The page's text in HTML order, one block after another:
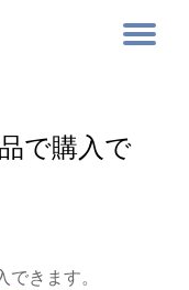
で購入で
きます。